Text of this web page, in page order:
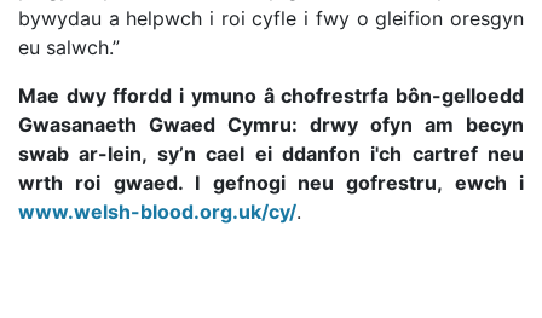
bywydau a helpwch i roi cyfle i fwy o gleifion oresgyn
eu salwch.”
Mae dwy ffordd i ymuno â chofrestrfa bôn-gelloedd
Gwasanaeth Gwaed Cymru: drwy ofyn am becyn
swab ar-lein, sy’n cael ei ddanfon i'ch cartref neu
wrth roi gwaed. I gefnogi neu gofrestru, ewch i
www.welsh-blood.org.uk/cy/.